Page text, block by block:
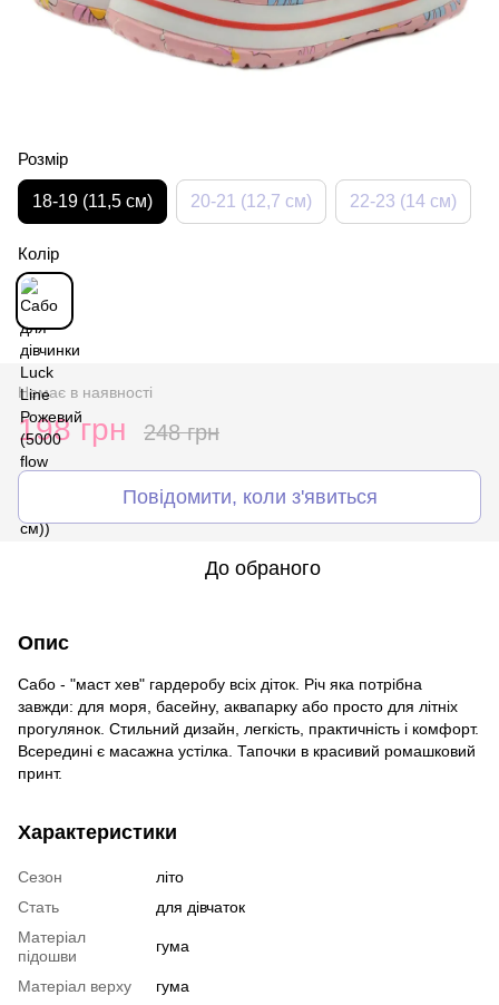
Розмір
18-19 (11,5 см) 20-21 (12,7 см) 22-23 (14 см)
Колір
Немає в наявності
198 грн 248 грн
Повідомити, коли з'явиться
До обраного
Опис
Сабо - "маст хев" гардеробу всіх діток. Річ яка потрібна
завжди: для моря, басейну, аквапарку або просто для літніх
прогулянок. Стильний дизайн, легкість, практичність і комфорт.
Всередині є масажна устілка. Тапочки в красивий ромашковий
принт.
Характеристики
Сезон
літо
Стать
для дівчаток
Матеріал
підошви
гума
Матеріал верху
гума